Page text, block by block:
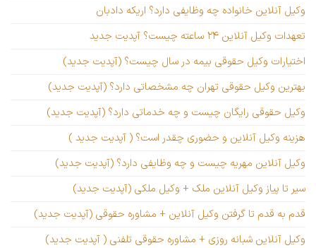
وکیل آنلاین خانواده چه وظایفی دارد؟ اریکه دادبان
تعهدات وکیل آنلاین ۲۴ ساعته چیست؟ آپدیت جدید
اختیارات وکیل حقوقی بیمه در سال چیست؟ (آپدیت جدید)
بهترین وکیل حقوقی تهران چه مشخصاتی دارد؟ (آپدیت جدید)
وکیل حقوقی رایگان چیست و چه خدماتی دارد؟ (آپدیت جدید)
هزینه وکیل آنلاین و حضوری چقدر است؟ ( آپدیت جدید )
وکیل آنلاین مهریه چیست و چه وظایفی دارد؟ (آپدیت جدید)
سیر تا پیاز وکیل آنلاین ملک + وکیل ملکی (آپدیت جدید)
قدم به قدم تا گرفتن وکیل آنلاین + مشاوره حقوقی (آپدیت جدید)
وکیل آنلاین شبانه روزی + مشاوره حقوقی تلفنی ( آپدیت جدید)